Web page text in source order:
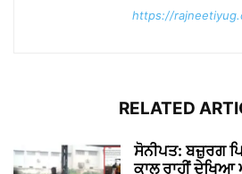
https://
RELATED
ਸੋਨੀਪਤ: ਬਜ਼ੁਰਗ
ਕਾਲ ਰਾਹੀਂ ਦੇਖਿਆ